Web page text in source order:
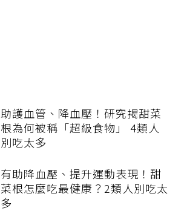
助護血管、降血壓！研究揭甜菜
根為何被稱「超級食物」 4類人
別吃太多
有助降血壓、提升運動表現！甜
菜根怎麼吃最健康？2類人別吃太
多